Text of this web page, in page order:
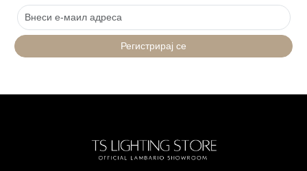
Регистрирај се